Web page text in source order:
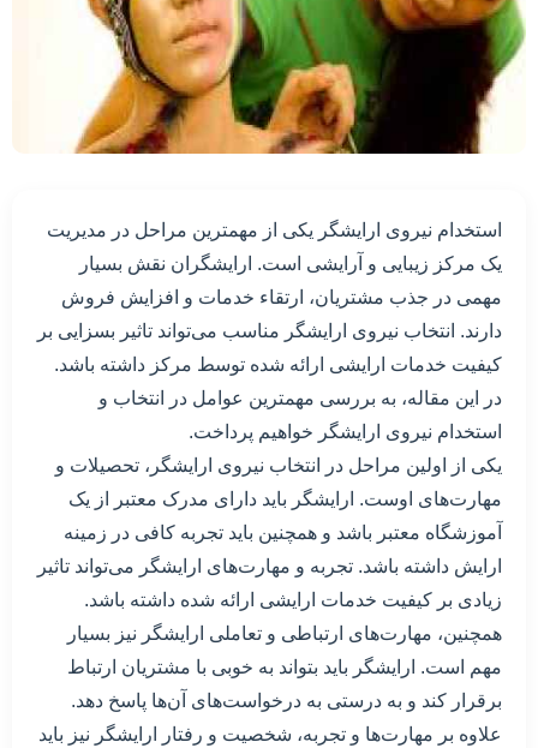
استخدام نیروی ارایشگر یکی از مهمترین مراحل در مدیریت
یک مرکز زیبایی و آرایشی است. ارایشگران نقش بسیار
مهمی در جذب مشتریان، ارتقاء خدمات و افزایش فروش
دارند. انتخاب نیروی ارایشگر مناسب می‌تواند تاثیر بسزایی بر
کیفیت خدمات ارایشی ارائه شده توسط مرکز داشته باشد.
در این مقاله، به بررسی مهمترین عوامل در انتخاب و
استخدام نیروی ارایشگر خواهیم پرداخت.
یکی از اولین مراحل در انتخاب نیروی ارایشگر، تحصیلات و
مهارت‌های اوست. ارایشگر باید دارای مدرک معتبر از یک
آموزشگاه معتبر باشد و همچنین باید تجربه کافی در زمینه
ارایش داشته باشد. تجربه و مهارت‌های ارایشگر می‌تواند تاثیر
زیادی بر کیفیت خدمات ارایشی ارائه شده داشته باشد.
همچنین، مهارت‌های ارتباطی و تعاملی ارایشگر نیز بسیار
مهم است. ارایشگر باید بتواند به خوبی با مشتریان ارتباط
برقرار کند و به درستی به درخواست‌های آن‌ها پاسخ دهد.
علاوه بر مهارت‌ها و تجربه، شخصیت و رفتار ارایشگر نیز باید